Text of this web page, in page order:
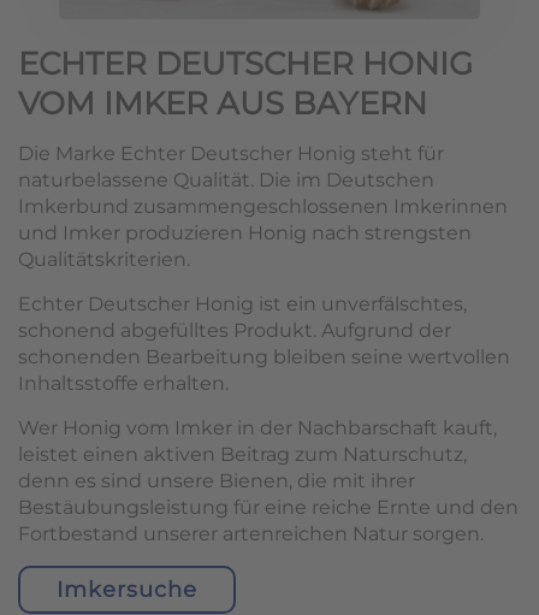
ECHTER DEUTSCHER HONIG
VOM IMKER AUS BAYERN
Die Marke Echter Deutscher Honig steht für
naturbelassene Qualität. Die im Deutschen
Imkerbund zusammengeschlossenen Imkerinnen
und Imker produzieren Honig nach strengsten
Qualitätskriterien.
Echter Deutscher Honig ist ein unverfälschtes,
schonend abgefülltes Produkt. Aufgrund der
schonenden Bearbeitung bleiben seine wertvollen
Inhaltsstoffe erhalten.
Wer Honig vom Imker in der Nachbarschaft kauft,
leistet einen aktiven Beitrag zum Naturschutz,
denn es sind unsere Bienen, die mit ihrer
Bestäubungsleistung für eine reiche Ernte und den
Fortbestand unserer artenreichen Natur sorgen.
Imkersuche